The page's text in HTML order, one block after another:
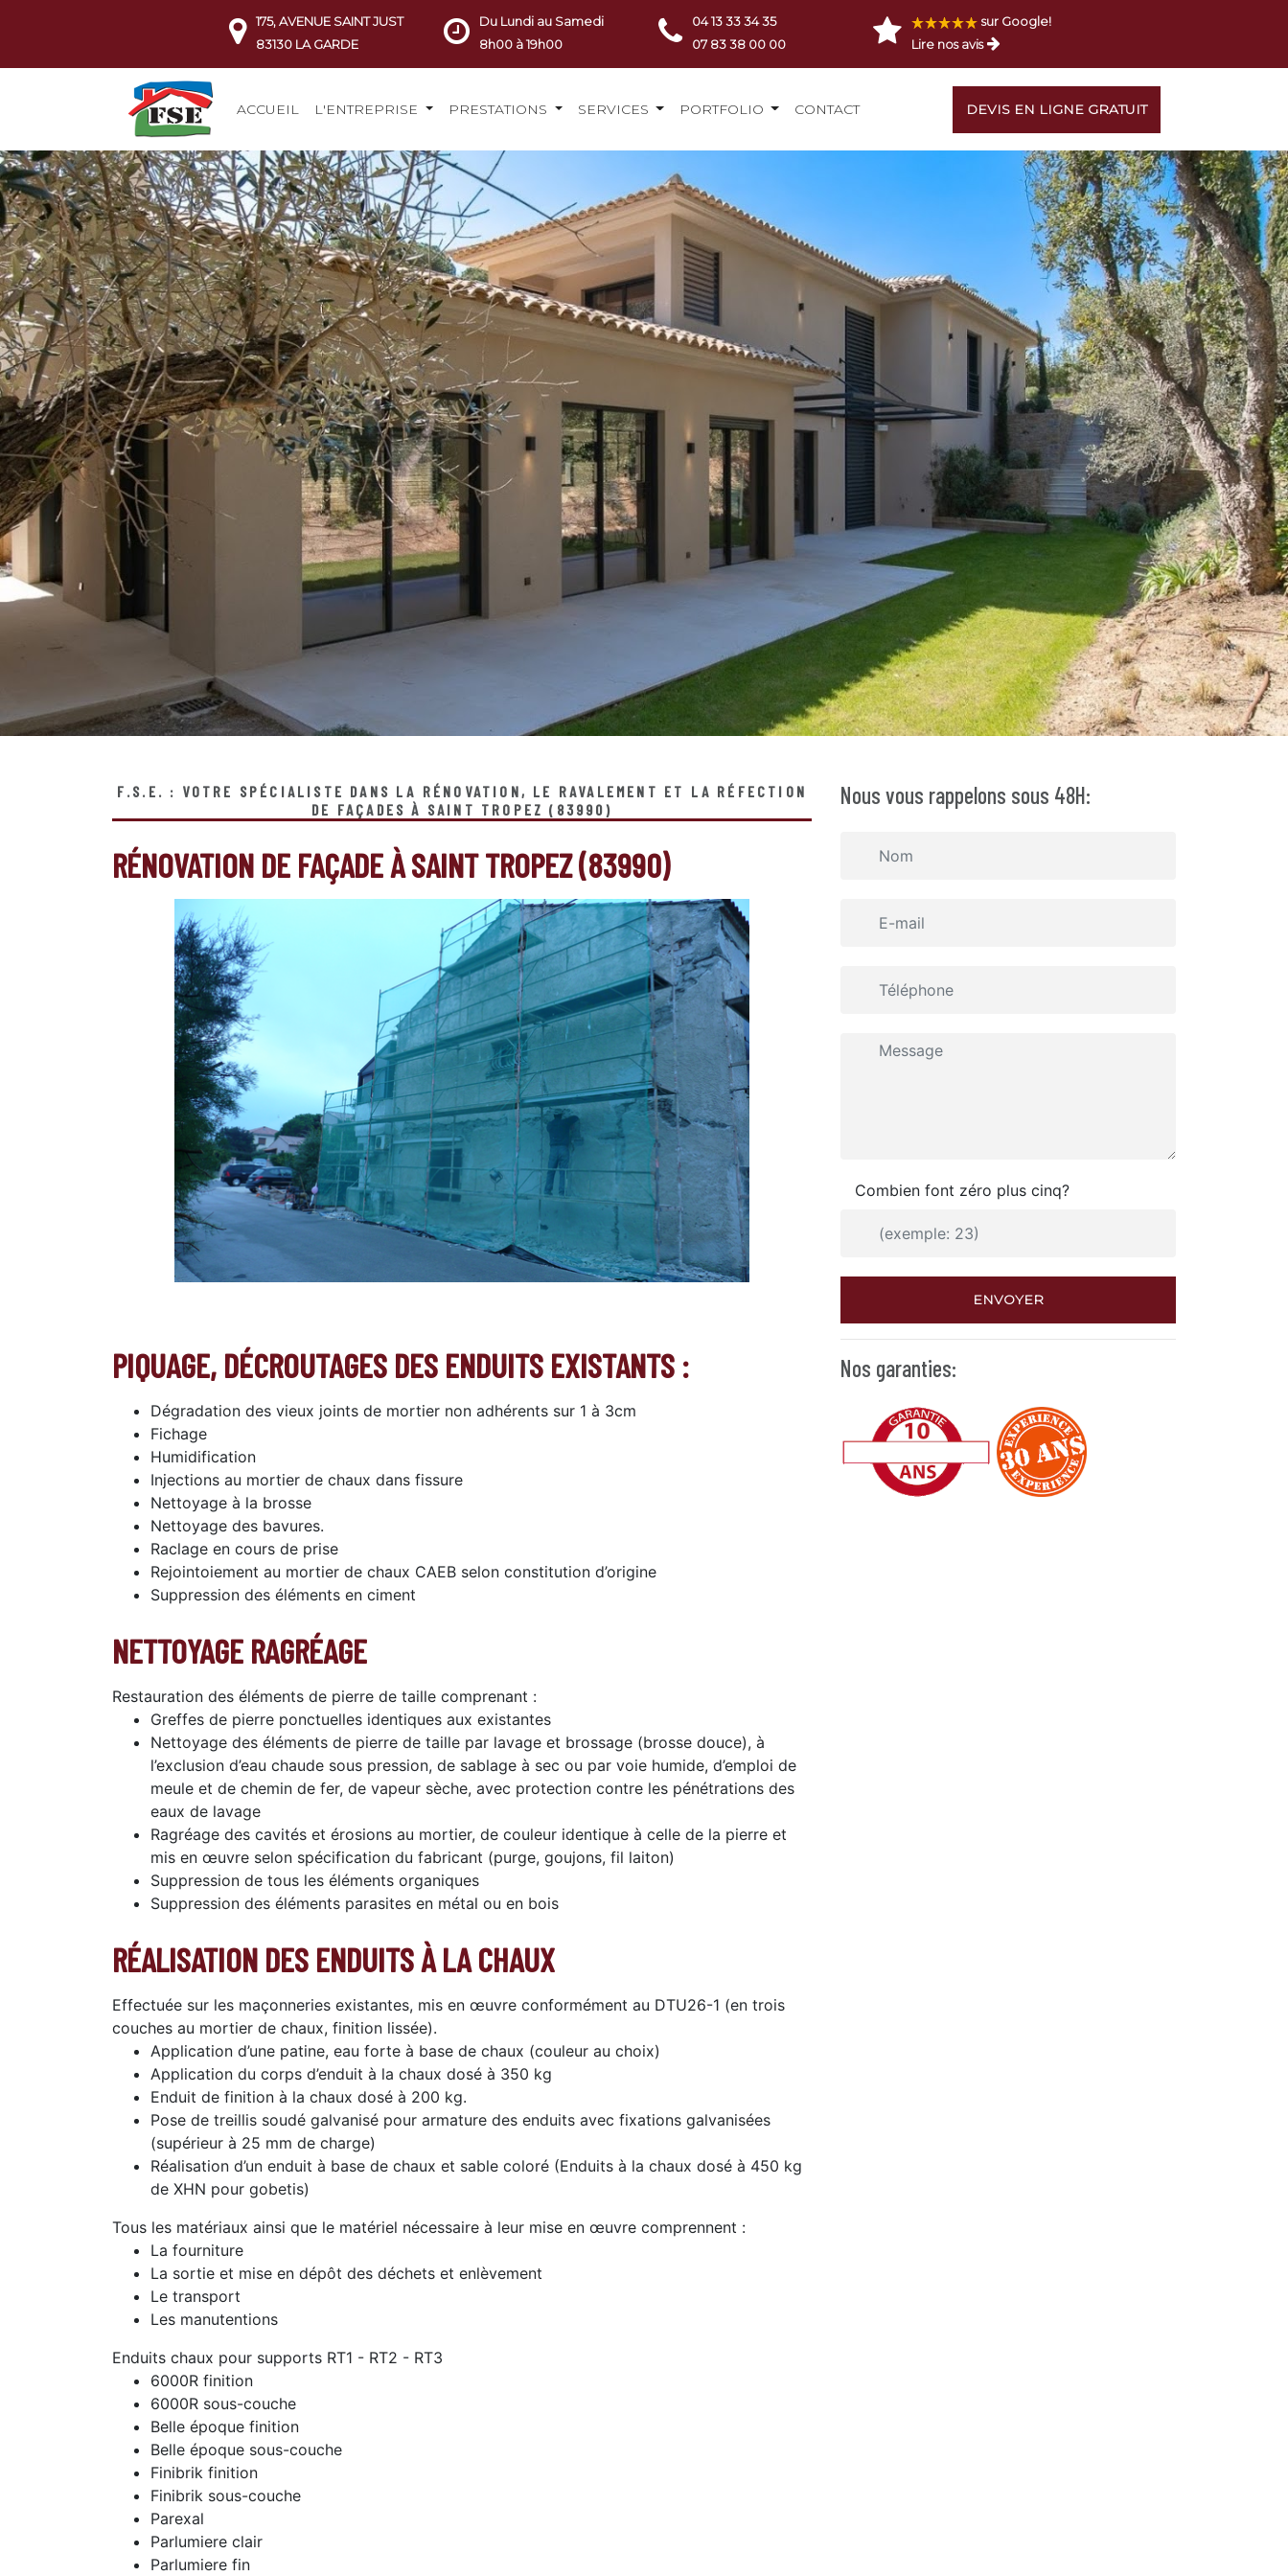
175, AVENUE SAINT JUST
83130 LA GARDE
Du Lundi au Samedi
8h00 à 19h00
04 13 33 34 35
07 83 38 00 00
sur Google!
Lire nos avis
ACCUEIL L'ENTREPRISE PRESTATIONS SERVICES PORTFOLIO CONTACT DEVIS EN LIGNE GRATUIT
F.S.E. : VOTRE SPÉCIALISTE DANS LA RÉNOVATION, LE RAVALEMENT ET LA RÉFECTION
DE FAÇADES À SAINT TROPEZ (83990)
RÉNOVATION DE FAÇADE À SAINT TROPEZ (83990)
PIQUAGE, DÉCROUTAGES DES ENDUITS EXISTANTS :
Dégradation des vieux joints de mortier non adhérents sur 1 à 3cm
Fichage
Humidification
Injections au mortier de chaux dans fissure
Nettoyage à la brosse
Nettoyage des bavures.
Raclage en cours de prise
Rejointoiement au mortier de chaux CAEB selon constitution d’origine
Suppression des éléments en ciment
NETTOYAGE RAGRÉAGE
Restauration des éléments de pierre de taille comprenant :
Greffes de pierre ponctuelles identiques aux existantes
Nettoyage des éléments de pierre de taille par lavage et brossage (brosse douce), à
l’exclusion d’eau chaude sous pression, de sablage à sec ou par voie humide, d’emploi de
meule et de chemin de fer, de vapeur sèche, avec protection contre les pénétrations des
eaux de lavage
Ragréage des cavités et érosions au mortier, de couleur identique à celle de la pierre et
mis en œuvre selon spécification du fabricant (purge, goujons, fil laiton)
Suppression de tous les éléments organiques
Suppression des éléments parasites en métal ou en bois
RÉALISATION DES ENDUITS À LA CHAUX
Effectuée sur les maçonneries existantes, mis en œuvre conformément au DTU26-1 (en trois
couches au mortier de chaux, finition lissée).
Application d’une patine, eau forte à base de chaux (couleur au choix)
Application du corps d’enduit à la chaux dosé à 350 kg
Enduit de finition à la chaux dosé à 200 kg.
Pose de treillis soudé galvanisé pour armature des enduits avec fixations galvanisées
(supérieur à 25 mm de charge)
Réalisation d’un enduit à base de chaux et sable coloré (Enduits à la chaux dosé à 450 kg
de XHN pour gobetis)
Tous les matériaux ainsi que le matériel nécessaire à leur mise en œuvre comprennent :
La fourniture
La sortie et mise en dépôt des déchets et enlèvement
Le transport
Les manutentions
Enduits chaux pour supports RT1 - RT2 - RT3
6000R finition
6000R sous-couche
Belle époque finition
Belle époque sous-couche
Finibrik finition
Finibrik sous-couche
Parexal
Parlumiere clair
Parlumiere fin
Nous vous rappelons sous 48H:
Combien font zéro plus cinq?
ENVOYER
Nos garanties: